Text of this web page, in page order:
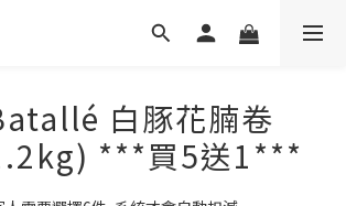
白豚花腩卷
***買5送1***